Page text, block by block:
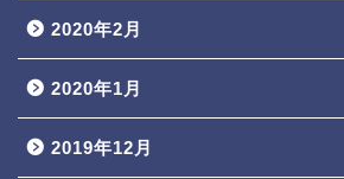
2020年2月
2020年1月
2019年12月